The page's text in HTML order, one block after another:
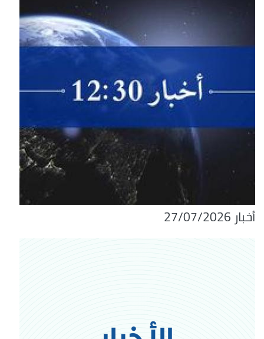
أخبار 27/07/2026